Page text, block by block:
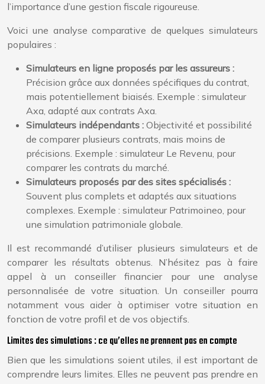
l’importance d’une gestion fiscale rigoureuse.
Voici une analyse comparative de quelques simulateurs
populaires :
Simulateurs en ligne proposés par les assureurs :
Précision grâce aux données spécifiques du contrat,
mais potentiellement biaisés. Exemple : simulateur
Axa, adapté aux contrats Axa.
Simulateurs indépendants : Objectivité et possibilité
de comparer plusieurs contrats, mais moins de
précisions. Exemple : simulateur Le Revenu, pour
comparer les contrats du marché.
Simulateurs proposés par des sites spécialisés :
Souvent plus complets et adaptés aux situations
complexes. Exemple : simulateur Patrimoineo, pour
une simulation patrimoniale globale.
Il est recommandé d’utiliser plusieurs simulateurs et de
comparer les résultats obtenus. N’hésitez pas à faire
appel à un conseiller financier pour une analyse
personnalisée de votre situation. Un conseiller pourra
notamment vous aider à optimiser votre situation en
fonction de votre profil et de vos objectifs.
Limites des simulations : ce qu’elles ne prennent pas en compte
Bien que les simulations soient utiles, il est important de
comprendre leurs limites. Elles ne peuvent pas prendre en